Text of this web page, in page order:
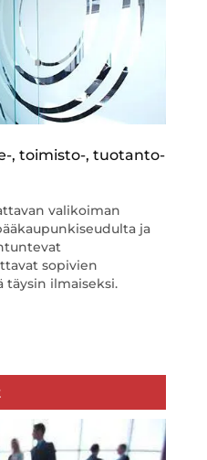
, toimisto-, tuotanto-
valikoiman
ja
sopivien
ilmaiseksi.